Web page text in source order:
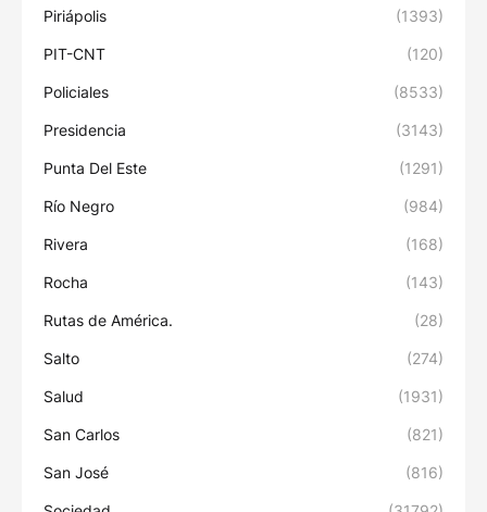
Piriápolis (1393)
PIT-CNT (120)
Policiales (8533)
Presidencia (3143)
Punta Del Este (1291)
Río Negro (984)
Rivera (168)
Rocha (143)
Rutas de América. (28)
Salto (274)
Salud (1931)
San Carlos (821)
San José (816)